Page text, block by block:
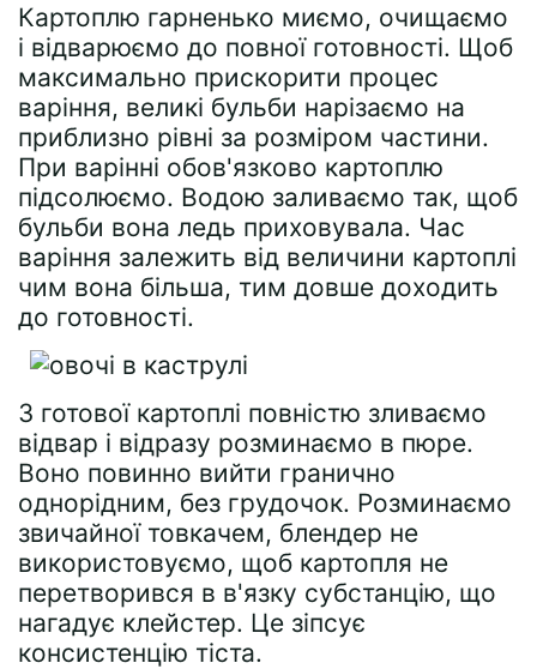
Картоплю гарненько миємо, очищаємо
і відварюємо до повної готовності. Щоб
максимально прискорити процес
варіння, великі бульби нарізаємо на
приблизно рівні за розміром частини.
При варінні обов'язково картоплю
підсолюємо. Водою заливаємо так, щоб
бульби вона ледь приховувала. Час
варіння залежить від величини картоплі
чим вона більша, тим довше доходить
до готовності.
З готової картоплі повністю зливаємо
відвар і відразу розминаємо в пюре.
Воно повинно вийти гранично
однорідним, без грудочок. Розминаємо
звичайної товкачем, блендер не
використовуємо, щоб картопля не
перетворився в в'язку субстанцію, що
нагадує клейстер. Це зіпсує
консистенцію тіста.